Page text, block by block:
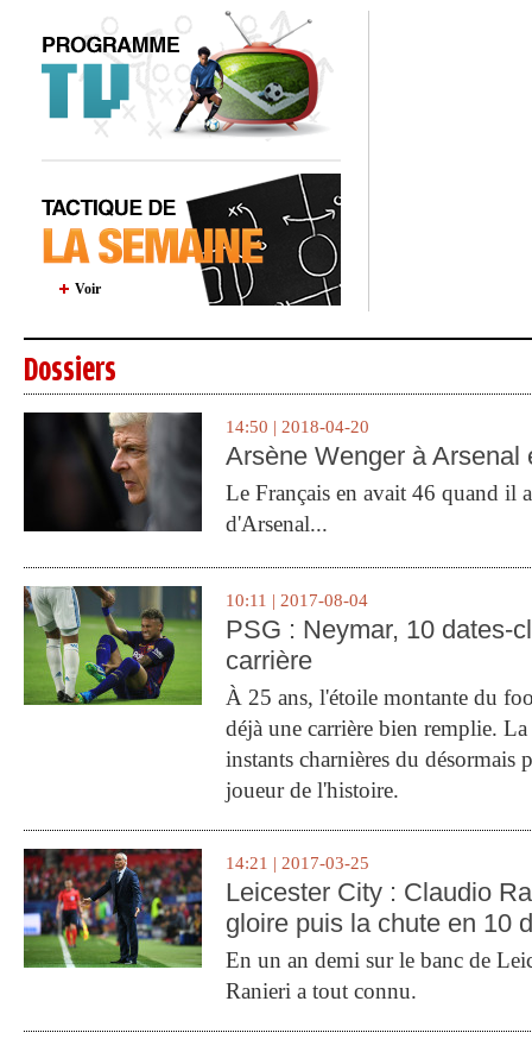
Voir
Dossiers
14:50 | 2018-04-20
Arsène Wenger à Arsenal
Le Français en avait 46 quand il
d'Arsenal...
10:11 | 2017-08-04
PSG : Neymar, 10 dates-
carrière
À 25 ans, l'étoile montante du
déjà une carrière bien remplie.
instants charnières du désormais
joueur de l'histoire.
14:21 | 2017-03-25
Leicester City : Claudio
gloire puis la chute en 10
En un an demi sur le banc de
Ranieri a tout connu.